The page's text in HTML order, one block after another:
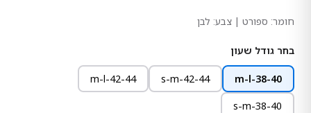
חומר: ספורט | צבע: לבן
בחר גודל שעון
m-l-38-40
s-m-42-44
m-l-42-44
s-m-38-40